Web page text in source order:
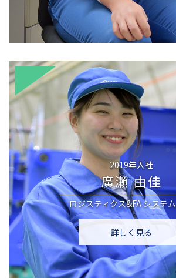
2019年入社
廣瀬 由佳
ロジスティクス&FA システム
詳しく見る